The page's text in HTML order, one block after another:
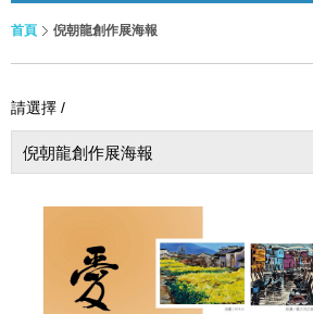
首頁 倪朝龍創作展海報
請選擇 /
倪朝龍創作展海報